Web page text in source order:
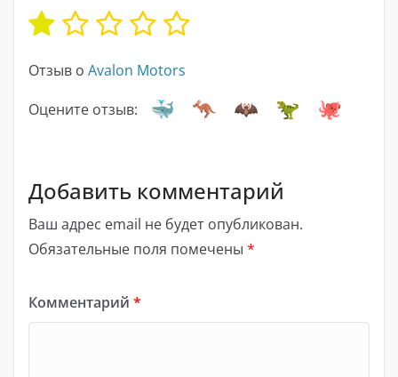
Отзыв о Avalon Motors
Оцените отзыв:
Добавить комментарий
Ваш адрес email не будет опубликован.
Обязательные поля помечены *
Комментарий *